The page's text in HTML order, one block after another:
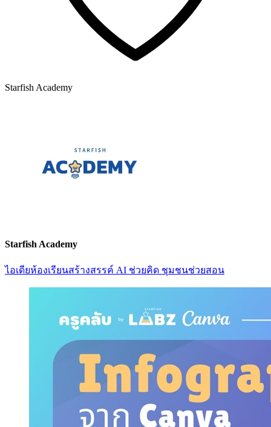
Starfish Academy
Starfish Academy
ไอเดียห้องเรียนสร้างสรรค์ AI ช่วยคิด ชุมชนช่วยสอน